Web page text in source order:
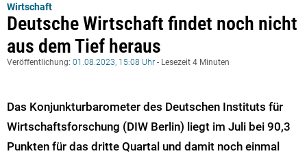
Wirtschaft
Deutsche Wirtschaft findet noch nicht
aus dem Tief heraus
Veröffentlichung: 01.08.2023, 15:08 Uhr - Lesezeit 4 Minuten
Das Konjunkturbarometer des Deutschen Instituts für
Wirtschaftsforschung (DIW Berlin) liegt im Juli bei 90,3
Punkten für das dritte Quartal und damit noch einmal